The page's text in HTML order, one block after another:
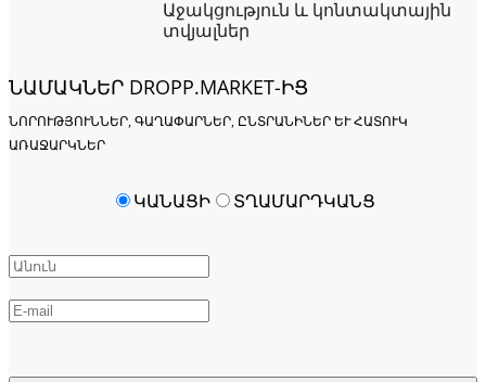
Աջակցություն և կոնտակտային
տվյալներ
ՆԱՄԱԿՆԵՐ DROPP.MARKET-ԻՑ
ՆՈՐՈՒԹՅՈՒՆՆԵՐ, ԳԱՂԱՓԱՐՆԵՐ, ԸՆՏՐԱՆԻՆԵՐ ԵՒ ՀԱՏՈՒԿ Ա
ՌԱՋԱՐԿՆԵՐ
ԿԱՆԱՑԻ ՏՂԱՄԱՐԴԿԱՆՑ